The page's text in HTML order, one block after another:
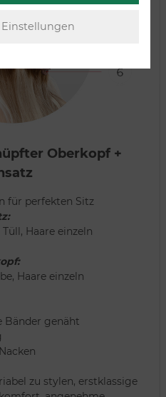
Oberkopf +
für perfekten Sitz
Haare einzeln
Haare einzeln
Bänder genäht
zu stylen, erstklassige